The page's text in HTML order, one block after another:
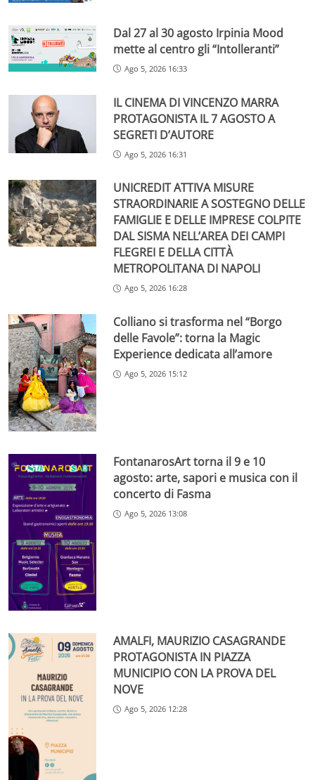
Dal 27 al 30 agosto Irpinia Mood
mette al centro gli “Intolleranti”
Ago 5, 2026 16:33
IL CINEMA DI VINCENZO MARRA
PROTAGONISTA IL 7 AGOSTO A
SEGRETI D’AUTORE
Ago 5, 2026 16:31
UNICREDIT ATTIVA MISURE
STRAORDINARIE A SOSTEGNO DELLE
FAMIGLIE E DELLE IMPRESE COLPITE
DAL SISMA NELL’AREA DEI CAMPI
FLEGREI E DELLA CITTÀ
METROPOLITANA DI NAPOLI
Ago 5, 2026 16:28
Colliano si trasforma nel “Borgo
delle Favole”: torna la Magic
Experience dedicata all’amore
Ago 5, 2026 15:12
FontanarosArt torna il 9 e 10
agosto: arte, sapori e musica con il
concerto di Fasma
Ago 5, 2026 13:08
AMALFI, MAURIZIO CASAGRANDE
PROTAGONISTA IN PIAZZA
MUNICIPIO CON LA PROVA DEL
NOVE
Ago 5, 2026 12:28